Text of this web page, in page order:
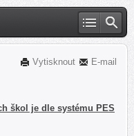
E-mail
Vytisknout
škol je dle systému PES